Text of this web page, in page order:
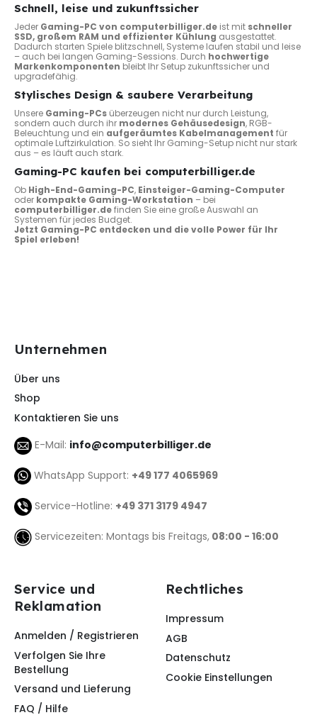
Schnell, leise und zukunftssicher
Jeder Gaming-PC von computerbilliger.de ist mit schneller
SSD, großem RAM und effizienter Kühlung ausgestattet.
Dadurch starten Spiele blitzschnell, Systeme laufen stabil und leise
– auch bei langen Gaming-Sessions. Durch hochwertige
Markenkomponenten bleibt Ihr Setup zukunftssicher und
upgradefähig.
Stylisches Design & saubere Verarbeitung
Unsere Gaming-PCs überzeugen nicht nur durch Leistung,
sondern auch durch ihr modernes Gehäusedesign, RGB-
Beleuchtung und ein aufgeräumtes Kabelmanagement für
optimale Luftzirkulation. So sieht Ihr Gaming-Setup nicht nur stark
aus – es läuft auch stark.
Gaming-PC kaufen bei computerbilliger.de
Ob High-End-Gaming-PC, Einsteiger-Gaming-Computer
oder kompakte Gaming-Workstation – bei
computerbilliger.definden Sie eine große Auswahl an
Systemen für jedes Budget.
Jetzt Gaming-PC entdecken und die volle Power für Ihr
Spiel erleben!
Unternehmen
Über uns
Shop
Kontaktieren Sie uns
E-Mail: info@computerbilliger.de
WhatsApp Support: +49 177 4065969
Service-Hotline: +49 371 3179 4947
Servicezeiten: Montags bis Freitags, 08:00 - 16:00
Service und
Reklamation
Anmelden / Registrieren
Verfolgen Sie Ihre
Bestellung
Versand und Lieferung
FAQ / Hilfe
Rechtliches
Impressum
AGB
Datenschutz
Cookie Einstellungen